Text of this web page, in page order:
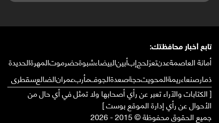
تابع أخبار محافظتك:
أمانة العاصمةعدنتعزلحجإبأبينالبيضاءشبوةحضرموتالمهرةالحديدة
ذمارصنعاءريمةالمحويتحجةصعدةالجوفمأربعمرانالضالعسقطرى
[ الكتابات والآراء تعبر عن رأي أصحابها ولا تمثل في أي حال من
الأحوال عن رأي إدارة الموقع بوست ]
جميع الحقوق محفوظة © 2015 - 2026